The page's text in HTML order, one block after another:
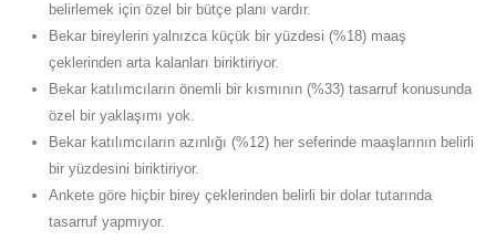
belirlemek için özel bir bütçe planı vardır.
Bekar bireylerin yalnızca küçük bir yüzdesi (%18) maaş
çeklerinden arta kalanları biriktiriyor.
Bekar katılımcıların önemli bir kısmının (%33) tasarruf konusunda
özel bir yaklaşımı yok.
Bekar katılımcıların azınlığı (%12) her seferinde maaşlarının belirli
bir yüzdesini biriktiriyor.
Ankete göre hiçbir birey çeklerinden belirli bir dolar tutarında
tasarruf yapmıyor.